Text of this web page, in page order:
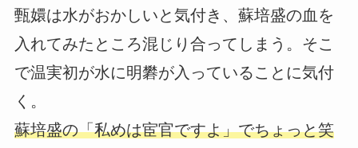
甄嬛は水がおかしいと気付き、蘇培盛の血を
入れてみたところ混じり合ってしまう。そこ
で温実初が水に明礬が入っていることに気付
く。
蘇培盛の「私めは宦官ですよ」でちょっと笑